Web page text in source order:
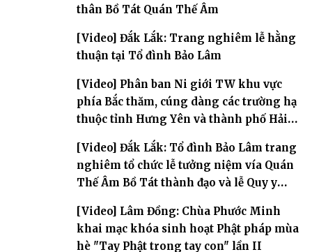
thân Bồ Tát Quán Thế Âm
[Video] Đắk Lắk: Trang nghiêm lễ hằng
thuận tại Tổ đình Bảo Lâm
[Video] Phân ban Ni giới TW khu vực
phía Bắc thăm, cúng dàng các trường hạ
thuộc tỉnh Hưng Yên và thành phố Hải
[Video] Đắk Lắk: Tổ đình Bảo Lâm trang
nghiêm tổ chức lễ tưởng niệm vía Quán
Thế Âm Bồ Tát thành đạo và lễ Quy y
[Video] Lâm Đồng: Chùa Phước Minh
khai mạc khóa sinh hoạt Phật pháp mùa
hè "Tay Phật trong tay con" lần II